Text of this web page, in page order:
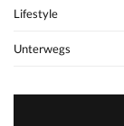
Lifestyle
Unterwegs